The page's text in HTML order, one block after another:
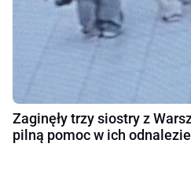
Zaginęły trzy siostry z
pilną pomoc w ich